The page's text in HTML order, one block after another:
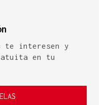
te interesen y
en tu